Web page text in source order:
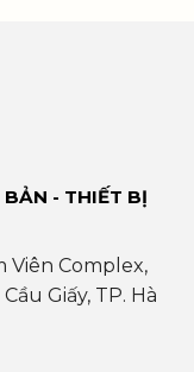
- THIẾT BỊ
Viên Complex,
Giấy, TP. Hà